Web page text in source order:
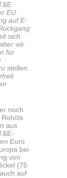
EU
auf E-
sich
wir
für
stellen.
noch
aus
Euro
bei
von
(75
auf